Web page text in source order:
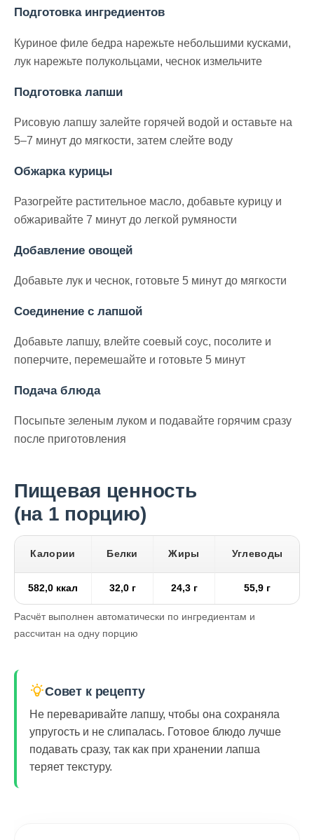
Подготовка ингредиентов
Куриное филе бедра нарежьте небольшими кусками,
лук нарежьте полукольцами, чеснок измельчите
Подготовка лапши
Рисовую лапшу залейте горячей водой и оставьте на
5–7 минут до мягкости, затем слейте воду
Обжарка курицы
Разогрейте растительное масло, добавьте курицу и
обжаривайте 7 минут до легкой румяности
Добавление овощей
Добавьте лук и чеснок, готовьте 5 минут до мягкости
Соединение с лапшой
Добавьте лапшу, влейте соевый соус, посолите и
поперчите, перемешайте и готовьте 5 минут
Подача блюда
Посыпьте зеленым луком и подавайте горячим сразу
после приготовления
Пищевая ценность
(на 1 порцию)
Калории Белки Жиры Углеводы
582,0 ккал 32,0 г 24,3 г 55,9 г
Расчёт выполнен автоматически по ингредиентам и
рассчитан на одну порцию
Совет к рецепту
Не переваривайте лапшу, чтобы она сохраняла
упругость и не слипалась. Готовое блюдо лучше
подавать сразу, так как при хранении лапша
теряет текстуру.